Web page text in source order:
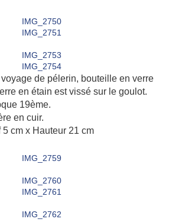
de pélerin, bouteille en verre
en étain est vissé sur le goulot.
19ème.
en cuir.
5 cm x Hauteur 21 cm